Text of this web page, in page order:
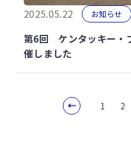
2025.05.22 お知らせ
第6回 ケンタッキー・
催しました
1 2